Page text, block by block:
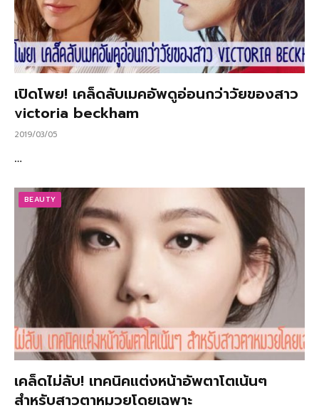
เปิดโพย! เคล็ดลับเมคอัพดูอ่อนกว่าวัยของสาว
victoria beckham
2019/03/05
…
BEAUTY
เคล็ดไม่ลับ! เทคนิคแต่งหน้าอัพตาโตเน้นๆ
สำหรับสาวตาหมวยโดยเฉพาะ